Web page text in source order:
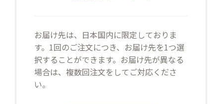
お届け先は、日本国内に限定しておりま
す。1回のご注文につき、お届け先を1つ選
択することができます。お届け先が異なる
場合は、複数回注文をしてご対応くださ
い。